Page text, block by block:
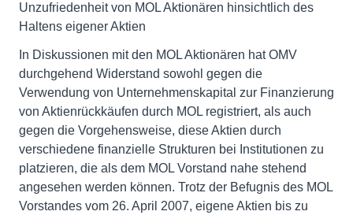
Unzufriedenheit von MOL Aktionären hinsichtlich des
Haltens eigener Aktien
In Diskussionen mit den MOL Aktionären hat OMV
durchgehend Widerstand sowohl gegen die
Verwendung von Unternehmenskapital zur Finanzierung
von Aktienrückkäufen durch MOL registriert, als auch
gegen die Vorgehensweise, diese Aktien durch
verschiedene finanzielle Strukturen bei Institutionen zu
platzieren, die als dem MOL Vorstand nahe stehend
angesehen werden können. Trotz der Befugnis des MOL
Vorstandes vom 26. April 2007, eigene Aktien bis zu